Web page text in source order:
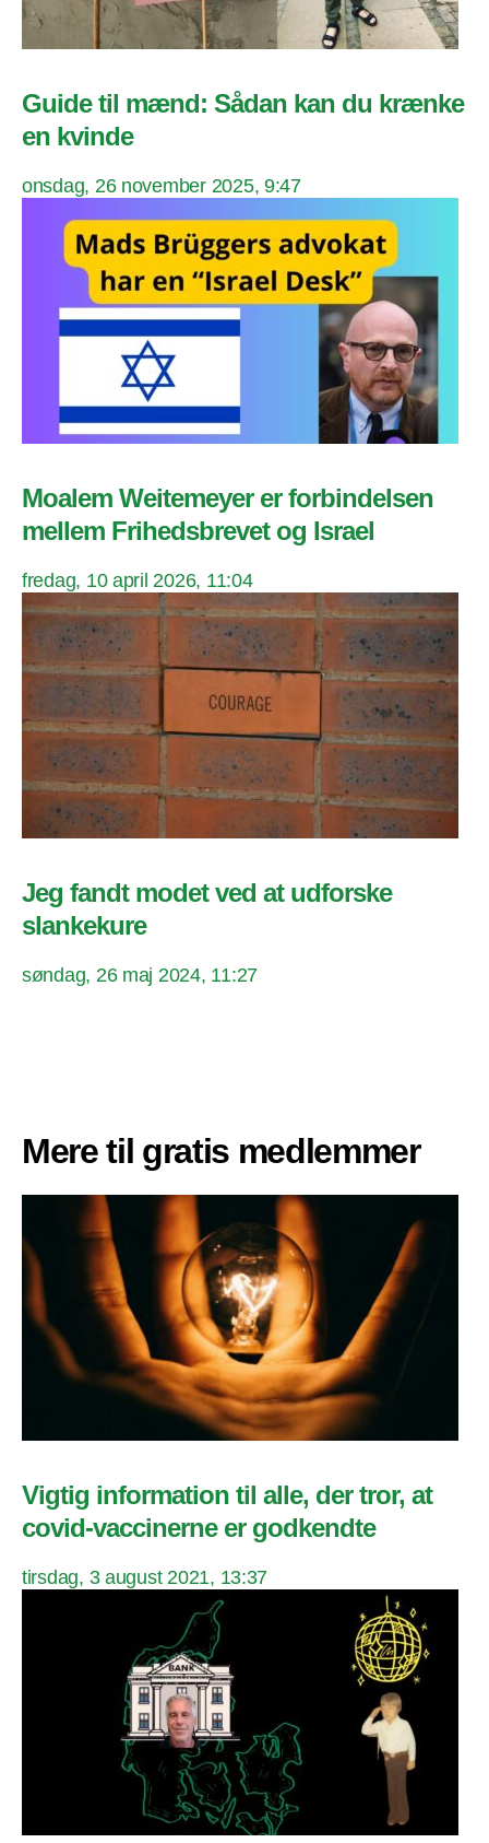
Guide til mænd: Sådan kan du krænke
en kvinde
onsdag, 26 november 2025, 9:47
Moalem Weitemeyer er forbindelsen
mellem Frihedsbrevet og Israel
fredag, 10 april 2026, 11:04
Jeg fandt modet ved at udforske
slankekure
søndag, 26 maj 2024, 11:27
Mere til gratis medlemmer
Vigtig information til alle, der tror, at
covid-vaccinerne er godkendte
tirsdag, 3 august 2021, 13:37